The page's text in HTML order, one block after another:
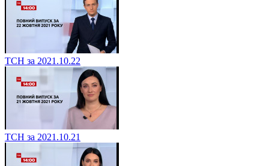
ТСН за 2021.10.22
ТСН за 2021.10.21